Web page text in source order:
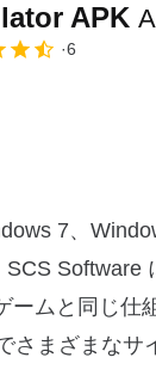
APK
6
7、
Software
ームと同じ
さまざまな